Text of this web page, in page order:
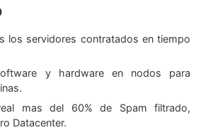
los servidores contratados en tiempo
y hardware en nodos para
mas del 60% de Spam filtrado,
Datacenter.